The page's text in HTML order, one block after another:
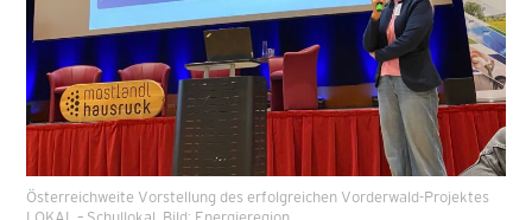
Österreichweite Vorstellung des erfolgreichen Vorderwald-Projektes